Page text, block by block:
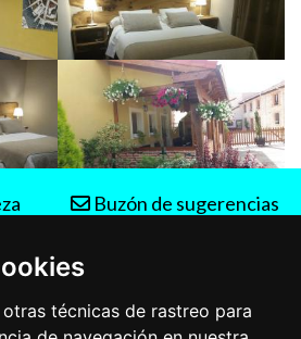
técnicas de rastreo para
Buzón de sugerencias